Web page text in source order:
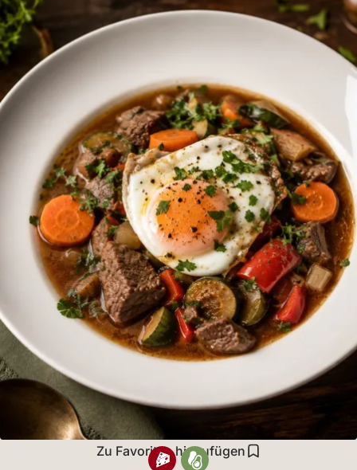
Zu Favoriten hinzufügen